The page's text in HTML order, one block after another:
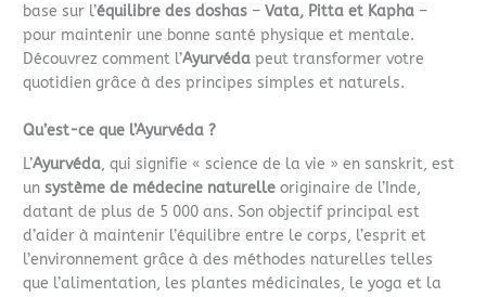
base sur l’équilibre des doshas –Vata, Pitta et Kapha –
pour maintenir une bonne santé physique et mentale.
Découvrez comment l’Ayurvéda peut transformer votre
quotidien grâce à des principes simples et naturels.
Qu’est-ce que l’Ayurvéda ?
L’Ayurvéda, qui signifie « science de la vie » en sanskrit, est
unsystème de médecine naturelle originaire de l’Inde,
datant de plus de 5 000 ans. Son objectif principal est
d’aider à maintenir l’équilibre entre le corps, l’esprit et
l’environnement grâce à des méthodes naturelles telles
que l’alimentation, les plantes médicinales, le yoga et la